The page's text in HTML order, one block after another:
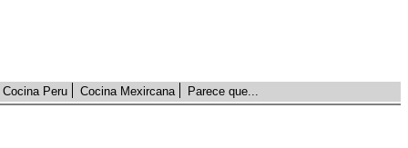
Cocina Peru Cocina Mexircana Parece que...